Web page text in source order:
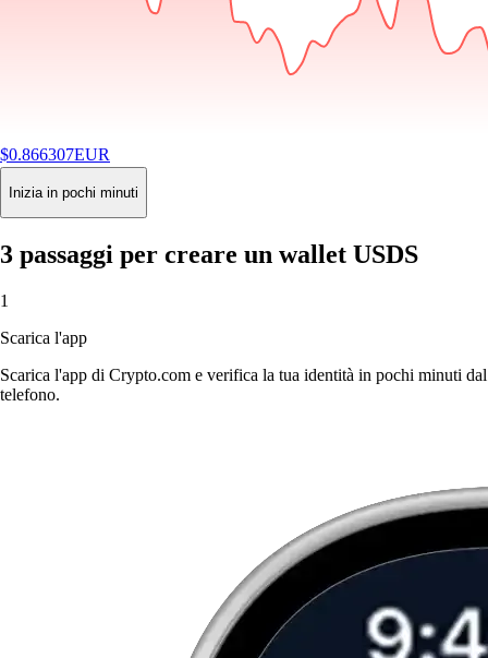
$0.866307EUR
-0.02%24H
Buy
Inizia in pochi minuti
3 passaggi per creare un wallet USDS
1
Scarica l'app
Scarica l'app di Crypto.com e verifica la tua identità in pochi minuti dal
telefono.